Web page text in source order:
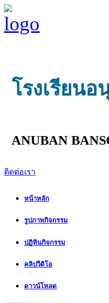
โรงเรียน
ANUBAN
ติดต่อเรา
หน้าหลัก
รูปภาพกิจกรรม
ปฏิทินกิจกรรม
คลิปวีดิโอ
ดาวน์โหลด